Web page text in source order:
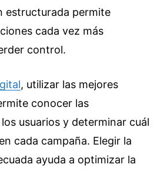
estructurada permite
cada vez más
control.
, utilizar las mejores
conocer las
usuarios y determinar cuál
cada campaña. Elegir la
ayuda a optimizar la